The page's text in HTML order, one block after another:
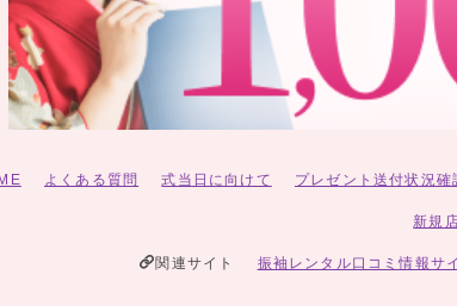
よくある質問 式当日に向けて プレゼント送付状況確
新規
関連サイト 振袖レンタル口コミ情報サ